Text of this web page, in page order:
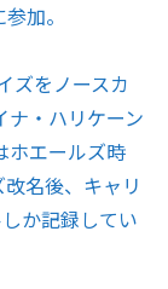
加。
ズをノースカ
ナ・ハリケーン
ホエールズ時
名後、キャリ
か記録してい